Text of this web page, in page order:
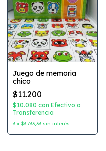
Juego de memoria
chico
$11.200
$10.080 con Efectivo o
Transferencia
3 x $3.733,33 sin interés